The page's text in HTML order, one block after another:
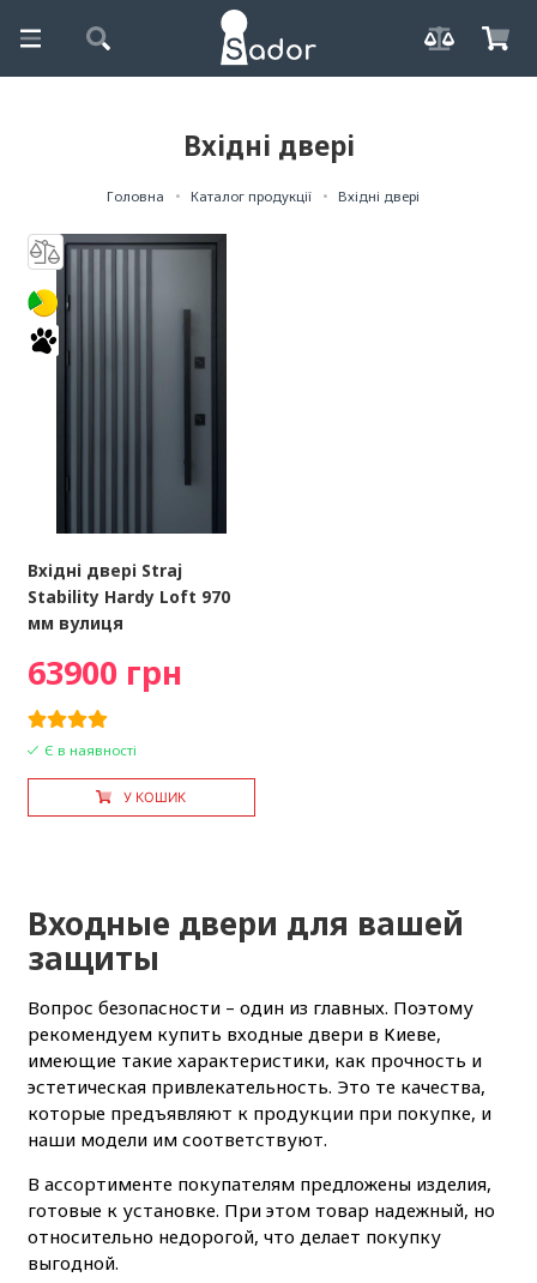
Вхідні двері
Головна Каталог продукції Вхідні двері
Вхідні двері Straj
Stability Hardy Loft 970
мм вулиця
63900 грн
Є в наявності
У КОШИК
Входные двери для вашей
защиты
Вопрос безопасности – один из главных. Поэтому
рекомендуем купить входные двери в Киеве,
имеющие такие характеристики, как прочность и
эстетическая привлекательность. Это те качества,
которые предъявляют к продукции при покупке, и
наши модели им соответствуют.
В ассортименте покупателям предложены изделия,
готовые к установке. При этом товар надежный, но
относительно недорогой, что делает покупку
выгодной.